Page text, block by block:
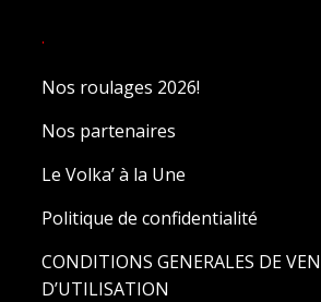
.
Nos roulages 2026!
Nos partenaires
Le Volka’ à la Une
Politique de confidentialité
CONDITIONS GENERALES DE
D’UTILISATION